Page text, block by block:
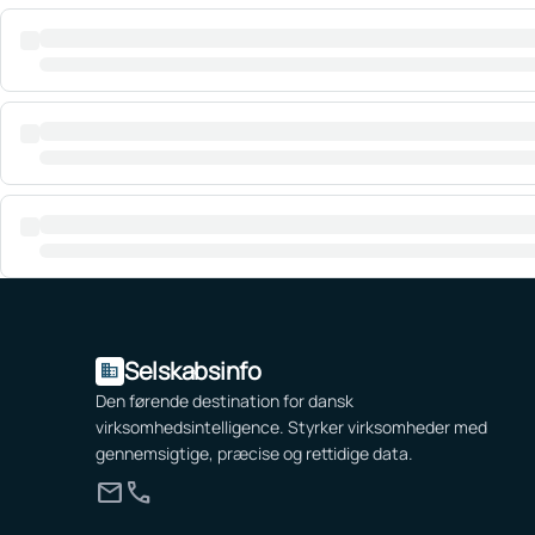
domain Selskabsinfo
Den førende destination for dansk
virksomhedsintelligence. Styrker virksomheder med
gennemsigtige, præcise og rettidige data.
mailcall